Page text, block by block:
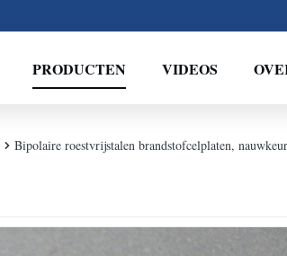
PRODUCTEN VIDEOS
Bipolaire roestvrijstalen brandstofcelplaten,